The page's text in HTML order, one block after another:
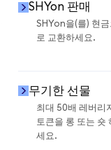
SHYon 판매
SHYon을(를) 현금
로 교환하세요.
무기한 선물
최대 50배 레버리
토큰을 롱 또는 숏
세요.